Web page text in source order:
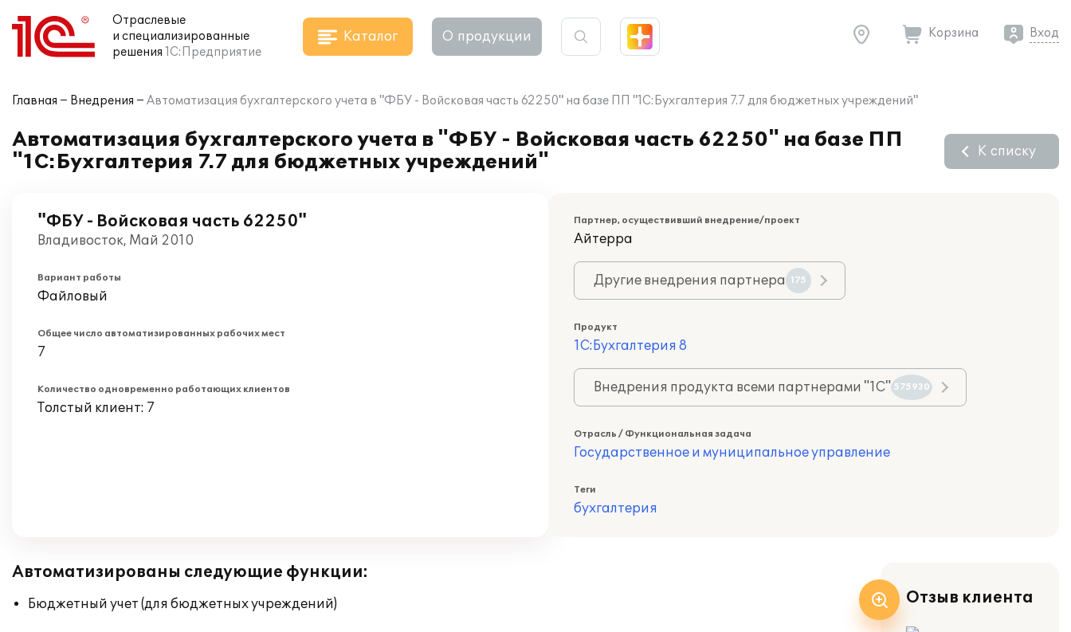
Отраслевые
и специализированные
решения 1С:Предприятие
Каталог О продукции Корзина Вход
Главная Внедрения Автоматизация бухгалтерского учета в "ФБУ - Войсковая часть 62250" на базе ПП "1С:Бухгалтерия 7.7 для бюджетных учреждений"
Автоматизация бухгалтерского учета в "ФБУ - Войсковая часть 62250" на базе ПП
"1С:Бухгалтерия 7.7 для бюджетных учреждений"
К списку
"ФБУ - Войсковая часть 62250"
Владивосток, Май 2010
Вариант работы
Файловый
Общее число автоматизированных рабочих мест
7
Количество одновременно работающих клиентов
Толстый клиент: 7
Партнер, осуществивший внедрение/проект
Айтерра
Другие внедрения партнера 175
Продукт
1С:Бухгалтерия 8
Внедрения продукта всеми партнерами "1С" 575930
Отрасль / Функциональная задача
Государственное и муниципальное управление
Теги
бухгалтерия
Автоматизированы следующие функции:
Бюджетный учет (для бюджетных учреждений) Отзыв клиента